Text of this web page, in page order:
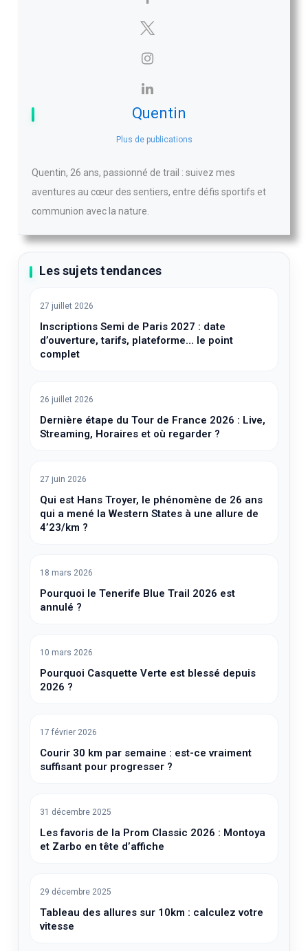
Quentin
Plus de publications
Quentin, 26 ans, passionné de trail : suivez mes
aventures au cœur des sentiers, entre défis sportifs et
communion avec la nature.
Les sujets tendances
27 juillet 2026
Inscriptions Semi de Paris 2027 : date
d’ouverture, tarifs, plateforme… le point
complet
26 juillet 2026
Dernière étape du Tour de France 2026 : Live,
Streaming, Horaires et où regarder ?
27 juin 2026
Qui est Hans Troyer, le phénomène de 26 ans
qui a mené la Western States à une allure de
4’23/km ?
18 mars 2026
Pourquoi le Tenerife Blue Trail 2026 est
annulé ?
10 mars 2026
Pourquoi Casquette Verte est blessé depuis
2026 ?
17 février 2026
Courir 30 km par semaine : est-ce vraiment
suffisant pour progresser ?
31 décembre 2025
Les favoris de la Prom Classic 2026 : Montoya
et Zarbo en tête d’affiche
29 décembre 2025
Tableau des allures sur 10km : calculez votre
vitesse